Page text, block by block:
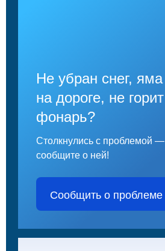
Не убран снег, яма
на дороге, не горит
фонарь?
Столкнулись с проблемой —
сообщите о ней!
Сообщить о проблеме